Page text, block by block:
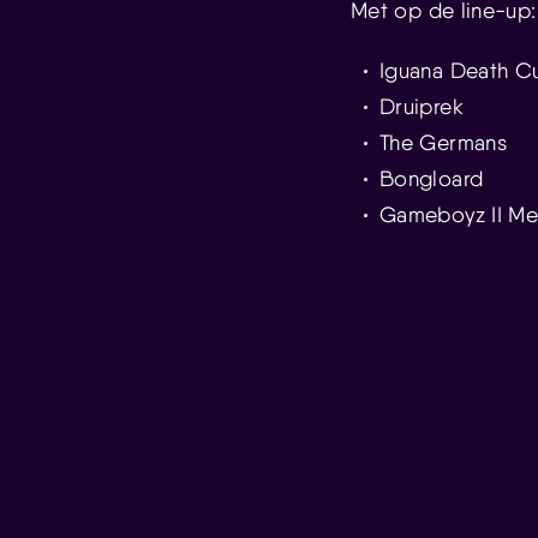
Met op de line-up:
Iguana Death
Druiprek
The Germans
Bongloard
Gameboyz II